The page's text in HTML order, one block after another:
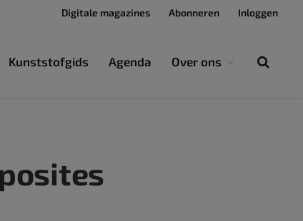
Digitale magazines Abonneren Inloggen
Kunststofgids Agenda Over ons